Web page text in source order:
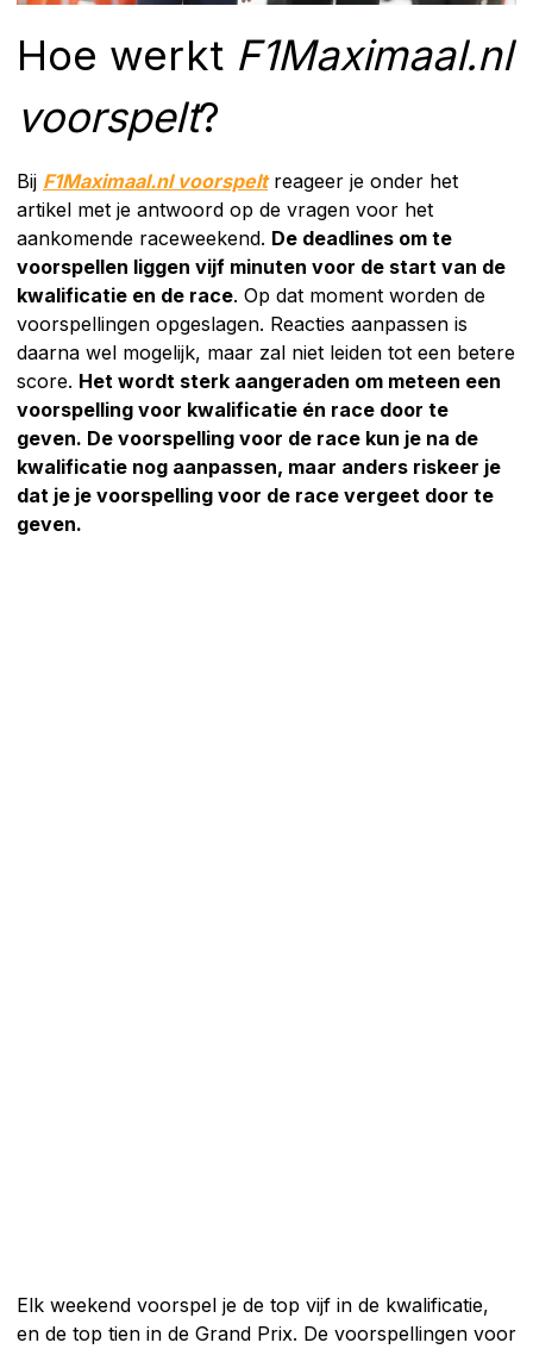
Hoe werkt F1Maximaal.nl
voorspelt?
Bij F1Maximaal.nl voorspeltreageer je onder het
artikel met je antwoord op de vragen voor het
aankomende raceweekend. De deadlines om te
voorspellen liggen vijf minuten voor de start van de
kwalificatie en de race. Op dat moment worden de
voorspellingen opgeslagen. Reacties aanpassen is
daarna wel mogelijk, maar zal niet leiden tot een betere
score. Het wordt sterk aangeraden om meteen een
voorspelling voor kwalificatie én race door te
geven. De voorspelling voor de race kun je na de
kwalificatie nog aanpassen, maar anders riskeer je
dat je je voorspelling voor de race vergeet door te
geven.
Elk weekend voorspel je de top vijf in de kwalificatie,
en de top tien in de Grand Prix. De voorspellingen voor